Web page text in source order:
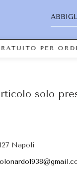
PER
solo
Napoli